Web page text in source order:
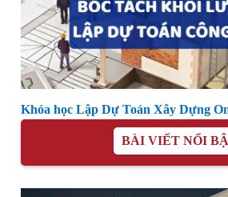
Khóa học Lập Dự Toán Xây Dựng
BÀI VIẾT NỔI